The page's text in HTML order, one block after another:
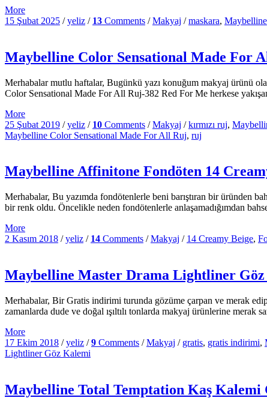
More
15 Şubat 2025 / yeliz / 13 Comments / Makyaj / maskara, Maybelline
Maybelline Color Sensational Made For
Merhabalar mutlu haftalar, Bugünkü yazı konuğum makyaj ürünü
Color Sensational Made For All Ruj-382 Red For Me herkese
More
25 Şubat 2019 / yeliz / 10 Comments / Makyaj / kırmızı ruj,
Maybelline Color Sensational Made For All Ruj, ruj
Maybelline Affinitone Fondöten 14
Merhabalar, Bu yazımda fondötenlerle beni barıştıran bir üründen
bir renk oldu. Öncelikle neden fondötenlerle anlaşamadığımdan
More
2 Kasım 2018 / yeliz / 14 Comments / Makyaj / 14 Creamy Beige,
Maybelline Master Drama Lightliner
Merhabalar, Bir Gratis indirimi turunda gözüme çarpan ve merak
zamanlarda dude ve doğal ışıltılı tonlarda makyaj ürünlerine
More
17 Ekim 2018 / yeliz / 9 Comments / Makyaj / gratis, gratis indirimi,
Lightliner Göz Kalemi
Maybelline Total Temptation Kaş Kalemi